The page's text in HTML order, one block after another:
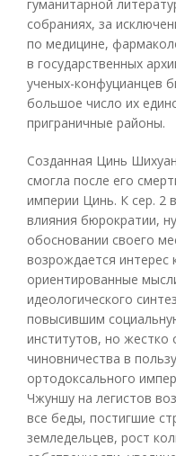
гуманитарной
собраниях, за
по медицине,
в государственных
ученых-конфуцианцев
большое число их
приграничные районы.
Созданная Цинь
смогла после его
империи Цинь. К сер. 2
влияния бюрократии,
обосновании своего
возрождается интерес
ориентированные
идеологического
повысившим
институтов, но жестко
чиновничества в
ортодоксального
Чжуншу на легистов
все беды, постигшие
земледельцев, рост